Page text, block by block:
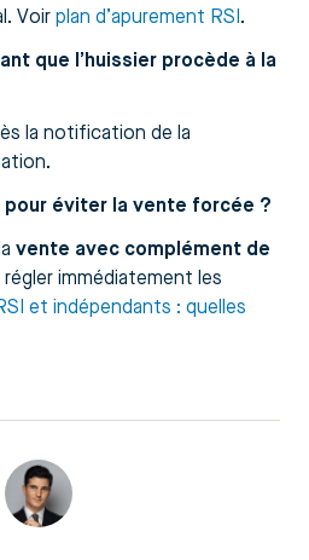
Voir plan d’apurement RSI .
que l’huissier procède à la
la notification de la
pour éviter la vente forcée ?
vente avec complément de
immédiatement les
et indépendants : quelles